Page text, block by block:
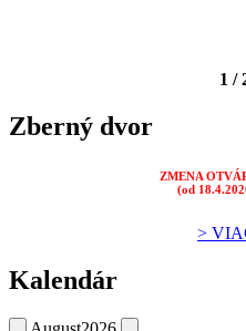
1 /
Zberný dvor
ZMENA
(od
>
Kalendár